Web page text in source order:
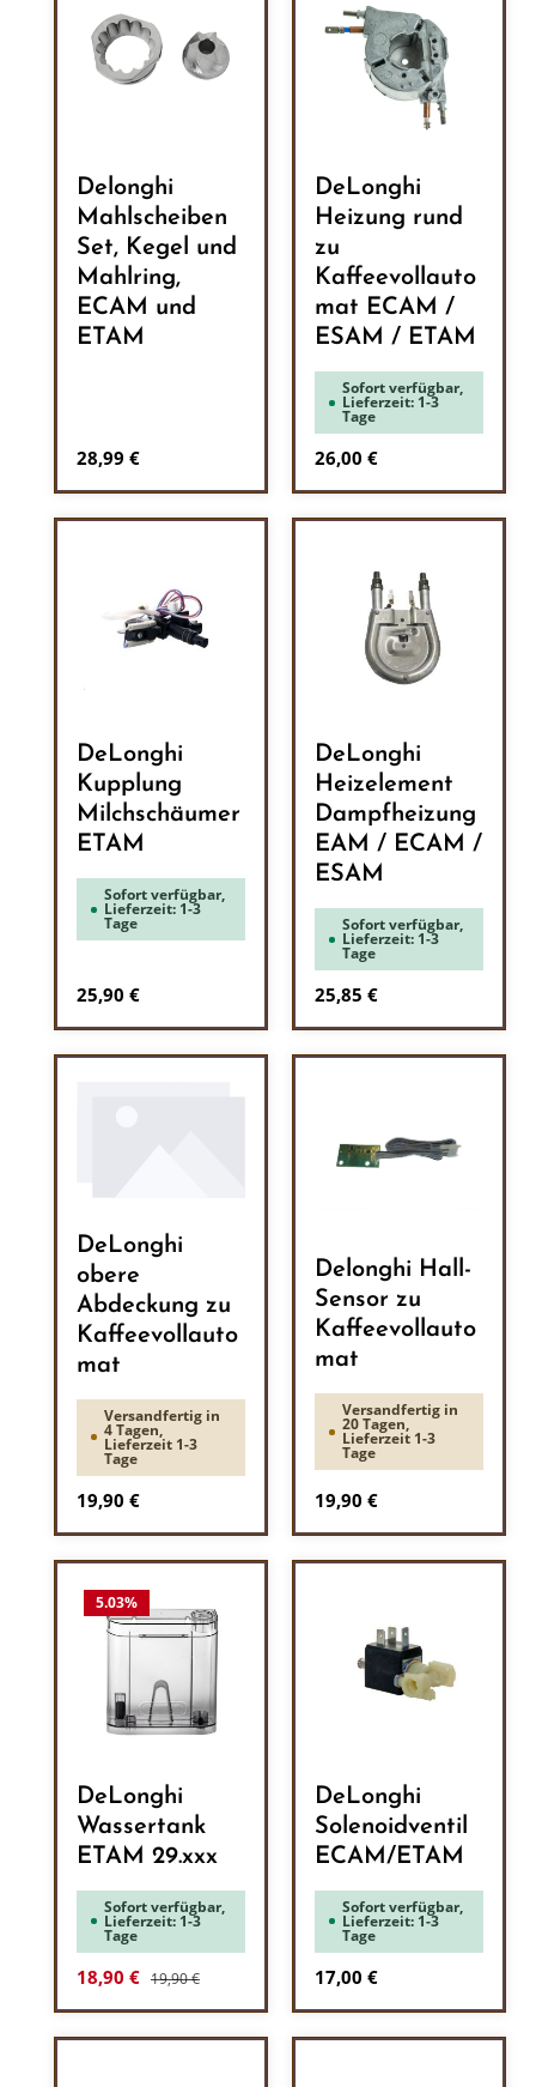
Delonghi
Mahlscheiben
Set, Kegel und
Mahlring,
ECAM und
ETAM
Regulärer Preis:
28,99 €
DeLonghi
Heizung rund
zu
Kaffeevollauto
mat ECAM /
ESAM / ETAM
Sofort verfügbar,
Lieferzeit: 1-3
Tage
Regulärer Preis:
26,00 €
DeLonghi
Kupplung
Milchschäumer
ETAM
Sofort verfügbar,
Lieferzeit: 1-3
Tage
Regulärer Preis:
25,90 €
DeLonghi
Heizelement
Dampfheizung
EAM / ECAM /
ESAM
Sofort verfügbar,
Lieferzeit: 1-3
Tage
Regulärer Preis:
25,85 €
DeLonghi
obere
Abdeckung zu
Kaffeevollauto
mat
Versandfertig in
4 Tagen,
Lieferzeit 1-3
Tage
Regulärer Preis:
19,90 €
Delonghi Hall-
Sensor zu
Kaffeevollauto
mat
Versandfertig in
20 Tagen,
Lieferzeit 1-3
Tage
Regulärer Preis:
19,90 €
5.03%
DeLonghi
Wassertank
ETAM 29.xxx
Sofort verfügbar,
Lieferzeit: 1-3
Tage
Verkaufspreis:
18,90 € Regulärer Preis:
19,90 €
DeLonghi
Solenoidventil
ECAM/ETAM
Sofort verfügbar,
Lieferzeit: 1-3
Tage
Regulärer Preis:
17,00 €